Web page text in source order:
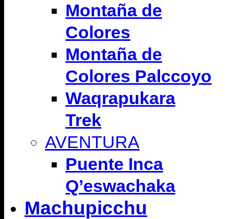
Montaña de
Colores
Montaña de
Colores Palccoyo
Waqrapukara
Trek
AVENTURA
Puente Inca
Q’eswachaka
Machupicchu